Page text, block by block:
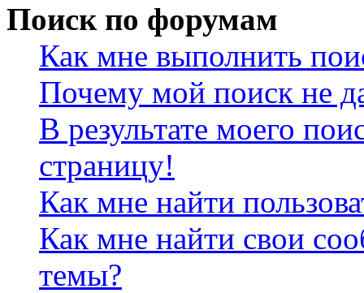
Поиск по форумам
Как мне выполнить
Почему мой поиск не
В результате моего
страницу!
Как мне найти
Как мне найти свои
темы?